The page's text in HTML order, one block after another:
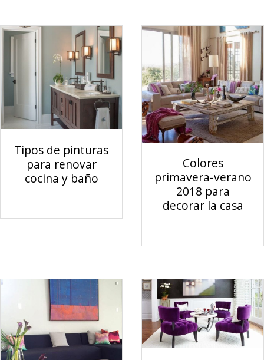
Tipos de pinturas
para renovar
cocina y baño
Colores
primavera-verano
2018 para
decorar la casa